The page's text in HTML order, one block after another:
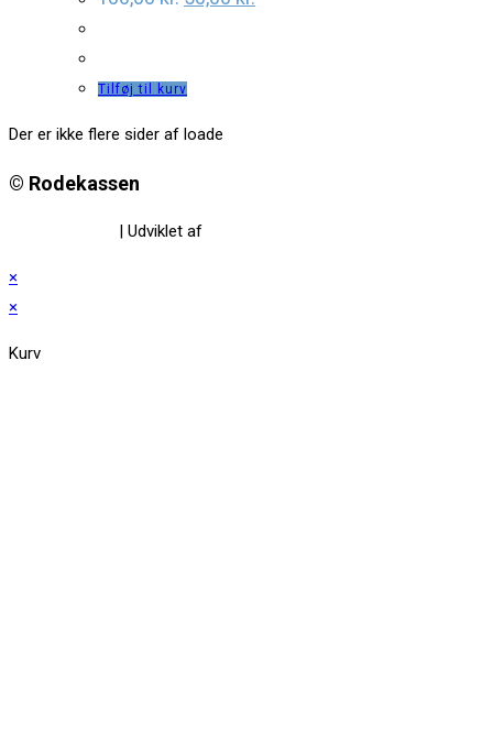
price
price
Tilføj til kurv
Der er ikke flere sider af loade
© Rodekassen
| Udviklet af
×
×
Kurv